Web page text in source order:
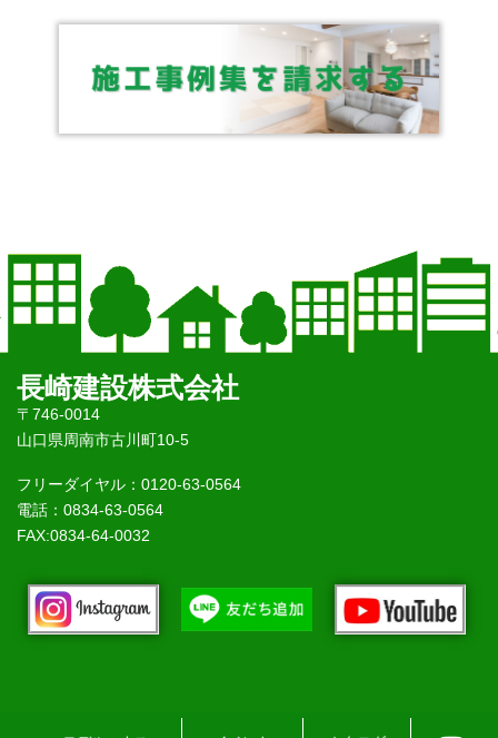
長崎建設株式会社
〒746-0014
山口県周南市古川町10-5
フリーダイヤル：0120-63-0564
電話：0834-63-0564
FAX:0834-64-0032